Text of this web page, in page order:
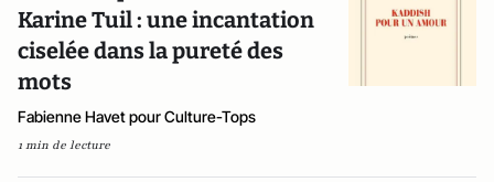
Karine Tuil : une incantation
ciselée dans la pureté des
mots
Fabienne Havet pour Culture-Tops
1 min de lecture